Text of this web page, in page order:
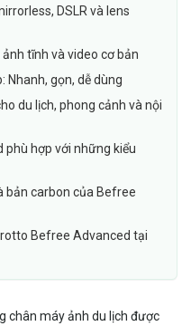
DSLR và lens
tĩnh và video cơ bản
Nhanh, gọn, dễ dùng
du lịch, phong cảnh và nội
hợp với những kiểu
bản carbon của Befree
Befree Advanced tại
chân máy ảnh du lịch được